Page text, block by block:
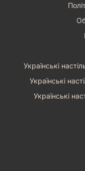
Українські
Українські
Українські